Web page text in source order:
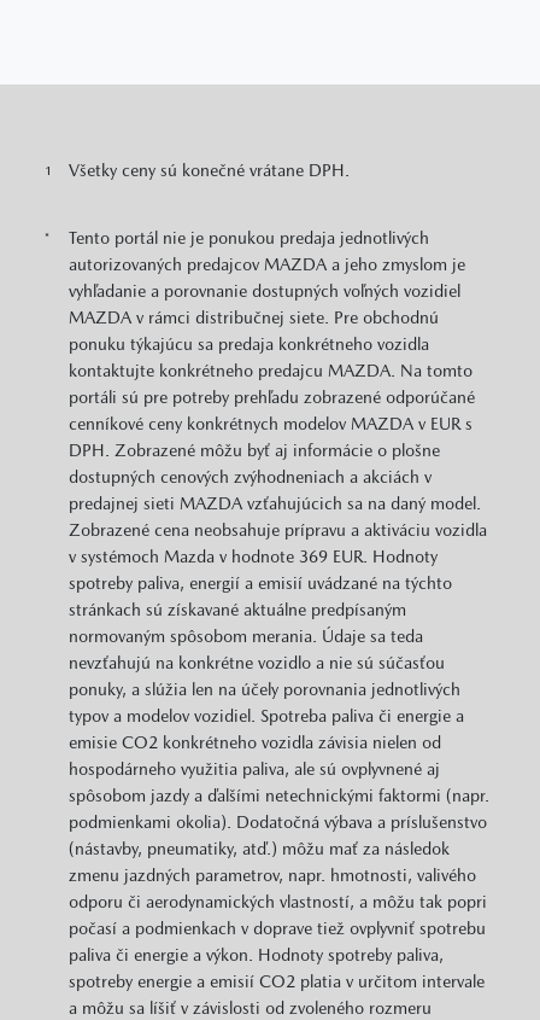
1 Všetky ceny sú konečné vrátane DPH.
*
Tento portál nie je ponukou predaja jednotlivých
autorizovaných predajcov MAZDA a jeho zmyslom je
vyhľadanie a porovnanie dostupných voľných vozidiel
MAZDA v rámci distribučnej siete. Pre obchodnú
ponuku týkajúcu sa predaja konkrétneho vozidla
kontaktujte konkrétneho predajcu MAZDA. Na tomto
portáli sú pre potreby prehľadu zobrazené odporúčané
cenníkové ceny konkrétnych modelov MAZDA v EUR s
DPH. Zobrazené môžu byť aj informácie o plošne
dostupných cenových zvýhodneniach a akciách v
predajnej sieti MAZDA vzťahujúcich sa na daný model.
Zobrazené cena neobsahuje prípravu a aktiváciu vozidla
v systémoch Mazda v hodnote 369 EUR. Hodnoty
spotreby paliva, energií a emisií uvádzané na týchto
stránkach sú získavané aktuálne predpísaným
normovaným spôsobom merania. Údaje sa teda
nevzťahujú na konkrétne vozidlo a nie sú súčasťou
ponuky, a slúžia len na účely porovnania jednotlivých
typov a modelov vozidiel. Spotreba paliva či energie a
emisie CO2 konkrétneho vozidla závisia nielen od
hospodárneho využitia paliva, ale sú ovplyvnené aj
spôsobom jazdy a ďalšími netechnickými faktormi (napr.
podmienkami okolia). Dodatočná výbava a príslušenstvo
(nástavby, pneumatiky, atď.) môžu mať za následok
zmenu jazdných parametrov, napr. hmotnosti, valivého
odporu či aerodynamických vlastností, a môžu tak popri
počasí a podmienkach v doprave tiež ovplyvniť spotrebu
paliva či energie a výkon. Hodnoty spotreby paliva,
spotreby energie a emisií CO2 platia v určitom intervale
a môžu sa líšiť v závislosti od zvoleného rozmeru